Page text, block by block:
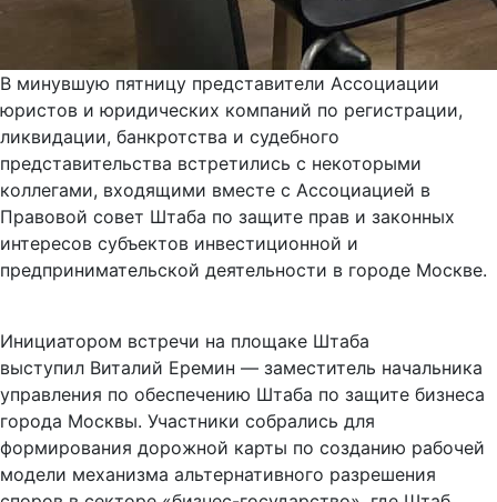
В минувшую пятницу представители Ассоциации
юристов и юридических компаний по регистрации,
ликвидации, банкротства и судебного
представительства встретились с некоторыми
коллегами, входящими вместе с Ассоциацией в
Правовой совет Штаба по защите прав и законных
интересов субъектов инвестиционной и
предпринимательской деятельности в городе Москве.
Инициатором встречи на площаке Штаба
выступил Виталий Еремин — заместитель начальника
управления по обеспечению Штаба по защите бизнеса
города Москвы. Участники собрались для
формирования дорожной карты по созданию рабочей
модели механизма альтернативного разрешения